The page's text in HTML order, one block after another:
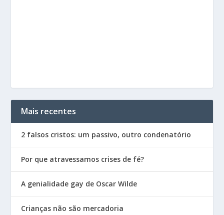
Mais recentes
2 falsos cristos: um passivo, outro condenatório
Por que atravessamos crises de fé?
A genialidade gay de Oscar Wilde
Crianças não são mercadoria